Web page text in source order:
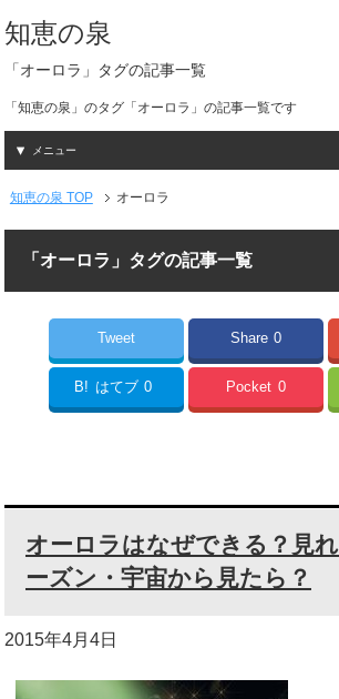
知恵の泉
「オーロラ」タグの記事一覧
「知恵の泉」のタグ「オーロラ」の記事一覧です
メニュー
知恵の泉 TOP オーロラ
「オーロラ」タグの記事一覧
Tweet Share 0
B! はてブ 0 Pocket 0
オーロラはなぜできる？見
ーズン・宇宙から見たら？
2015年4月4日